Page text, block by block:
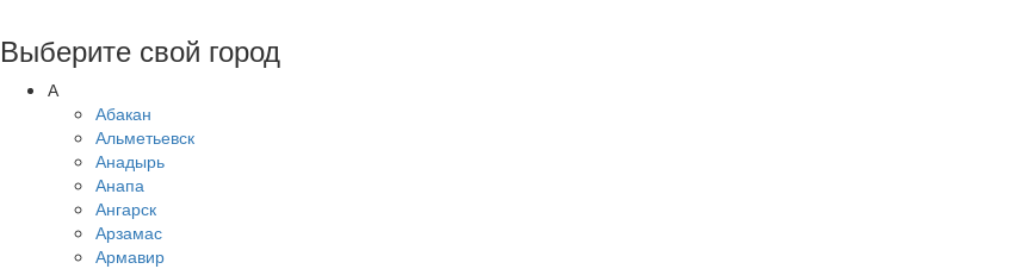
Выберите свой город
А
Абакан
Альметьевск
Анадырь
Анапа
Ангарск
Арзамас
Армавир